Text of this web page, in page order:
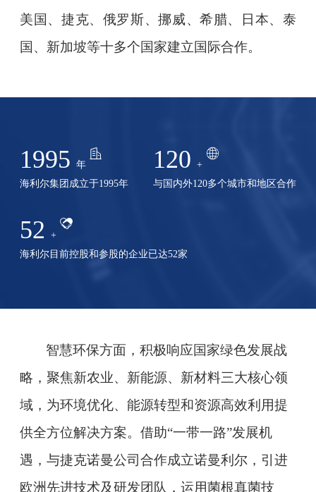
美国、捷克、俄罗斯、挪威、希腊、日本、泰
国、新加坡等十多个国家建立国际合作。
1995 年
海利尔集团成立于1995年
120 +
与国内外120多个城市和地区合作
52
+
海利尔目前控股和参股的企业已达52家
智慧环保方面，积极响应国家绿色发展战
略，聚焦新农业、新能源、新材料三大核心领
域，为环境优化、能源转型和资源高效利用提
供全方位解决方案。 借助“一带一路”发展机
遇，与捷克诺曼公司合作成立诺曼利尔，引进
欧洲先进技术及研发团队，运用菌根真菌技